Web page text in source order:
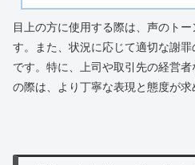
目上の方に使用する際は、声のト
す。また、状況に応じて適切な謝
です。特に、上司や取引先の経営
の際は、より丁寧な表現と態度が求